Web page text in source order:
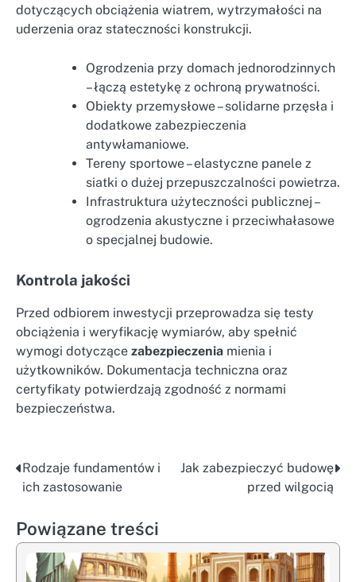
dotyczących obciążenia wiatrem, wytrzymałości na
uderzenia oraz stateczności konstrukcji.
Ogrodzenia przy domach jednorodzinnych
– łączą estetykę z ochroną prywatności.
Obiekty przemysłowe – solidarne przęsła i
dodatkowe zabezpieczenia
antywłamaniowe.
Tereny sportowe – elastyczne panele z
siatki o dużej przepuszczalności powietrza.
Infrastruktura użyteczności publicznej –
ogrodzenia akustyczne i przeciwhałasowe
o specjalnej budowie.
Kontrola jakości
Przed odbiorem inwestycji przeprowadza się testy
obciążenia i weryfikację wymiarów, aby spełnić
wymogi dotyczące zabezpieczenia mienia i
użytkowników. Dokumentacja techniczna oraz
certyfikaty potwierdzają zgodność z normami
bezpieczeństwa.
Nawigacja
Rodzaje fundamentów i
ich zastosowanie
Jak zabezpieczyć budowę
przed wilgocią
Powiązane treści